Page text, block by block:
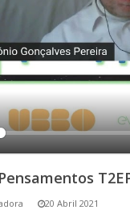
EUROPEUS
À RESILIÊNCIA
E LEMOS
20 Abril 2021